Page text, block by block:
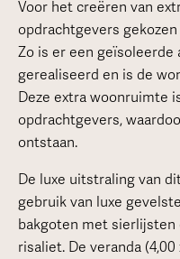
Voor het creëren van
opdrachtgevers
Zo is er een geïsoleerde
gerealiseerd en is de
Deze extra woonruimte
opdrachtgevers,
ontstaan.
De luxe uitstraling van
gebruik van luxe
bakgoten met sierlijsten
risaliet. De veranda